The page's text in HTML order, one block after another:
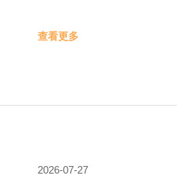
查看更多
2026-07-27